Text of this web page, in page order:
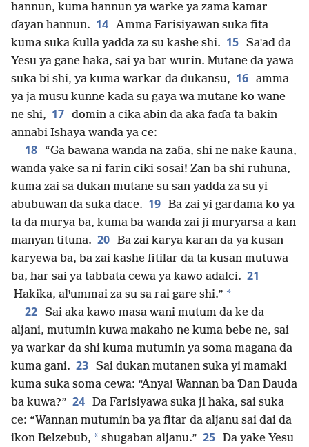
hannun, kuma hannun ya warke ya zama kamar
ɗayan hannun. 14 Amma Farisiyawan suka fita
kuma suka ƙulla yadda za su kashe shi. 15 Saꞌad da
Yesu ya gane haka, sai ya bar wurin. Mutane da yawa
suka bi shi, ya kuma warkar da dukansu, 16 amma
ya ja musu kunne kada su gaya wa mutane ko wane
ne shi, 17 domin a cika abin da aka faɗa ta bakin
annabi Ishaya wanda ya ce:
18
“Ga bawana wanda na zaɓa, shi ne nake ƙauna,
wanda yake sa ni farin ciki sosai! Zan ba shi ruhuna,
kuma zai sa dukan mutane su san yadda za su yi
abubuwan da suka dace. 19 Ba zai yi gardama ko ya
ta da murya ba, kuma ba wanda zai ji muryarsa a kan
manyan tituna. 20 Ba zai karya karan da ya kusan
karyewa ba, ba zai kashe fitilar da ta kusan mutuwa
ba, har sai ya tabbata cewa ya kawo adalci. 21
Hakika, alꞌummai za su sa rai gare shi.” *
22 Sai aka kawo masa wani mutum da ke da
aljani, mutumin kuwa makaho ne kuma bebe ne, sai
ya warkar da shi kuma mutumin ya soma magana da
kuma gani. 23 Sai dukan mutanen suka yi mamaki
kuma suka soma cewa: “Anya! Wannan ba Ɗan Dauda
ba kuwa?” 24 Da Farisiyawa suka ji haka, sai suka
ce: “Wannan mutumin ba ya fitar da aljanu sai dai da
ikon Belzebub, * shugaban aljanu.” 25 Da yake Yesu